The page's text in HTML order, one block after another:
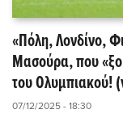
«Πόλη, Λονδίνο,
Μασούρα, που
του Ολυμπιακού!
07/12/2025 - 18:30